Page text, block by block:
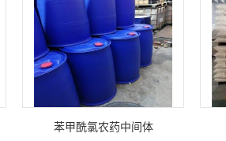
苯甲酰氯农药中间体